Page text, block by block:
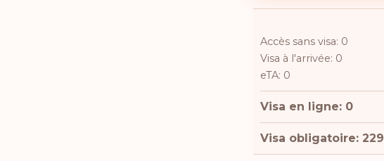
Accès sans visa: 0
Visa à l'arrivée: 0
eTA: 0
Visa en ligne: 0
Visa obligatoire: 229